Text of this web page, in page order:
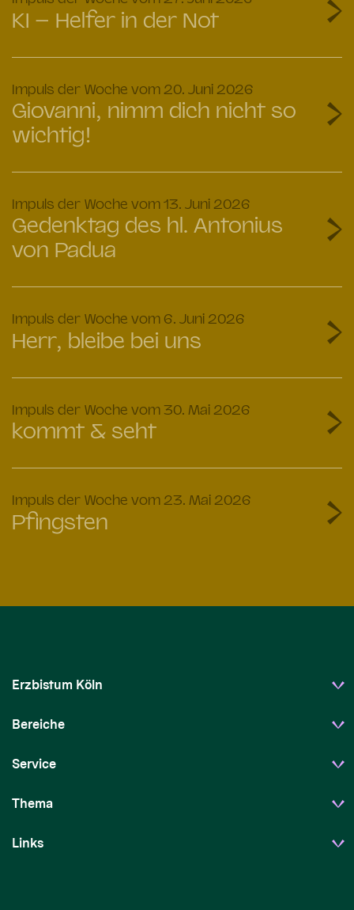
KI – Helfer in der Not
Impuls der Woche vom 20. Juni 2026
Giovanni, nimm dich nicht so
wichtig!
Impuls der Woche vom 13. Juni 2026
Gedenktag des hl. Antonius
von Padua
Impuls der Woche vom 6. Juni 2026
Herr, bleibe bei uns
Impuls der Woche vom 30. Mai 2026
kommt & seht
Impuls der Woche vom 23. Mai 2026
Pfingsten
Erzbistum Köln
Bereiche
Service
Thema
Links